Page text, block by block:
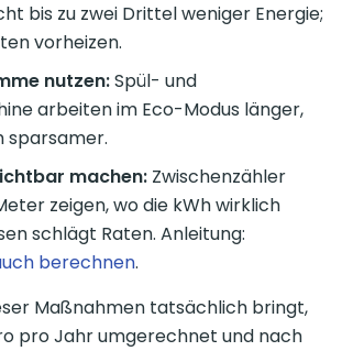
bis zu zwei Drittel weniger Energie;
vorheizen.
nutzen:Spül- und
arbeiten im Eco-Modus länger,
sparsamer.
machen: Zwischenzähler
zeigen, wo die kWh wirklich
schlägt Raten. Anleitung:
berechnen.
Maßnahmen tatsächlich bringt,
pro Jahr umgerechnet und nach